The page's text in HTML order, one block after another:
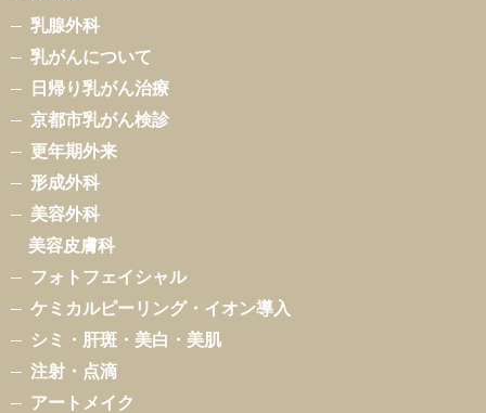
乳腺外科
乳がんについて
日帰り乳がん治療
京都市乳がん検診
更年期外来
形成外科
美容外科
美容皮膚科
フォトフェイシャル
ケミカルピーリング・イオン導入
シミ・肝斑・美白・美肌
注射・点滴
アートメイク